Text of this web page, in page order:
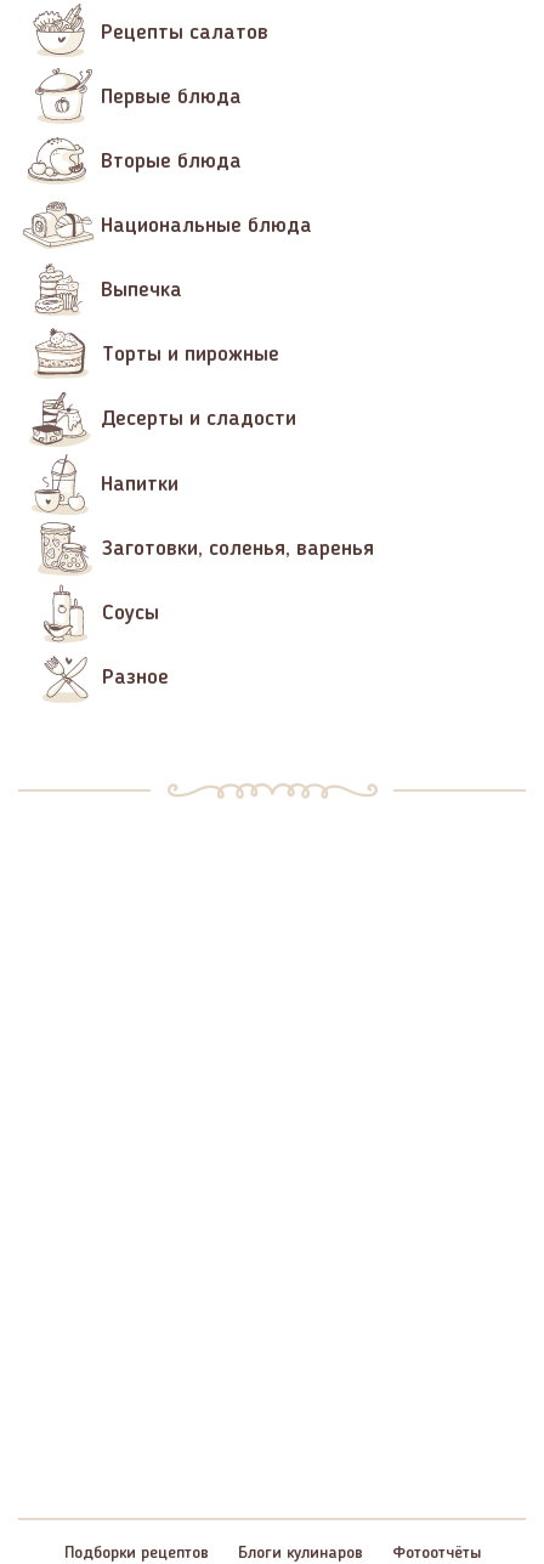
Рецепты салатов
Первые блюда
Вторые блюда
Национальные блюда
Выпечка
Торты и пирожные
Десерты и сладости
Напитки
Заготовки, соленья, варенья
Соусы
Разное
Подборки рецептов Блоги кулинаров Фотоотчёты